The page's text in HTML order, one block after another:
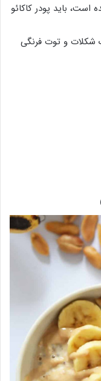
باید پودر کاکائو
شکلات و توت فرنگی